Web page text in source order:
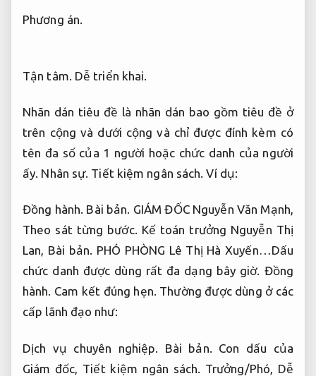
Phương án.
Tận tâm. Dễ triển khai.
Nhãn dán tiêu đề là nhãn dán bao gồm tiêu đề ở
trên cộng và dưới cộng và chỉ được đính kèm có
tên đa số của 1 người hoặc chức danh của người
ấy. Nhân sự. Tiết kiệm ngân sách. Ví dụ:
Đồng hành. Bài bản. GIÁM ĐỐC Nguyễn Văn Mạnh,
Theo sát từng bước. Kế toán trưởng Nguyễn Thị
Lan, Bài bản. PHÓ PHÒNG Lê Thị Hà Xuyến…Dấu
chức danh được dùng rất đa dạng bây giờ. Đồng
hành. Cam kết đúng hẹn. Thường được dùng ở các
cấp lãnh đạo như:
Dịch vụ chuyên nghiệp. Bài bản.
Con dấu của
Giám đốc, Tiết kiệm ngân sách. Trưởng/Phó, Dễ